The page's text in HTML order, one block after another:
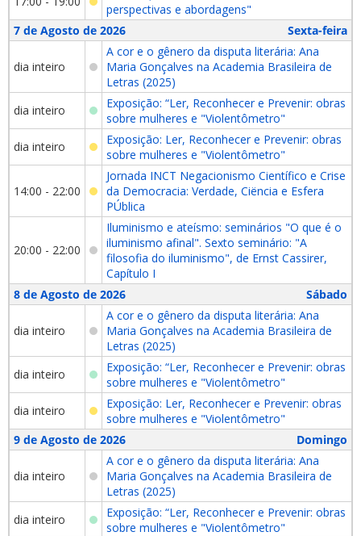
perspectivas e abordagens"
7 de Agosto de 2026
Sexta-feira
dia inteiro
A cor e o gênero da disputa literária: Ana
Maria Gonçalves na Academia Brasileira de
Letras (2025)
dia inteiro
Exposição: “Ler, Reconhecer e Prevenir: obras
sobre mulheres e "Violentômetro"
dia inteiro
Exposição: Ler, Reconhecer e Prevenir: obras
sobre mulheres e "Violentômetro"
14:00 - 22:00
Jornada INCT Negacionismo Científico e Crise
da Democracia: Verdade, Ciëncia e Esfera
PÚblica
20:00 - 22:00
Iluminismo e ateísmo: seminários "O que é o
iluminismo afinal". Sexto seminário: "A
filosofia do iluminismo", de Ernst Cassirer,
Capítulo I
8 de Agosto de 2026
Sábado
dia inteiro
A cor e o gênero da disputa literária: Ana
Maria Gonçalves na Academia Brasileira de
Letras (2025)
dia inteiro
Exposição: “Ler, Reconhecer e Prevenir: obras
sobre mulheres e "Violentômetro"
dia inteiro
Exposição: Ler, Reconhecer e Prevenir: obras
sobre mulheres e "Violentômetro"
9 de Agosto de 2026
Domingo
dia inteiro
A cor e o gênero da disputa literária: Ana
Maria Gonçalves na Academia Brasileira de
Letras (2025)
dia inteiro
Exposição: “Ler, Reconhecer e Prevenir: obras
sobre mulheres e "Violentômetro"